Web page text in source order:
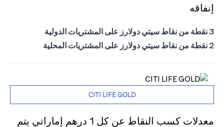
إنفاقه
3 نقطة من نقاط سيتي دولارز على المشتريات الدولية
2 نقطة من نقاط سيتي دولارز على المشتريات المحلية
CITI LIFE GOLD
معدلات كسب النقاط عن كل 1 درهم إماراتي يتم